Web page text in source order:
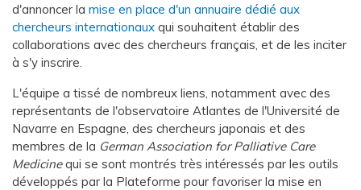
d'annoncer la mise en place d'un annuaire dédié aux
chercheurs internationaux qui souhaitent établir des
collaborations avec des chercheurs français, et de les inciter
à s'y inscrire.
L'équipe a tissé de nombreux liens, notamment avec des
représentants de l'observatoire Atlantes de l'Université de
Navarre en Espagne, des chercheurs japonais et des
membres de la German Association for Palliative Care
Medicinequi se sont montrés très intéressés par les outils
développés par la Plateforme pour favoriser la mise en